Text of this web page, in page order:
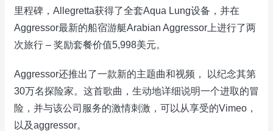
里程碑，Allegretta获得了全套Aqua Lung设备，并在
Aggressor最新的船宿游艇Arabian Aggressor上进行了两
次旅行 – 奖励套餐价值5,998美元。
Aggressor还推出了一款新的主题曲和视频， 以纪念其第
30万名探险家。这首歌曲，生动地详细说明一个进取的冒
险，并与该公司服务的激情刺激，可以从享受的Vimeo，
以及aggressor。